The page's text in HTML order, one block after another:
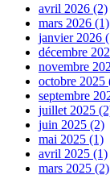
avril 2026 (2)
mars 2026 (1)
janvier 2026
décembre
novembre
octobre 2025
septembre
juillet 2025
juin 2025 (2)
mai 2025 (1)
avril 2025 (1)
mars 2025 (2)